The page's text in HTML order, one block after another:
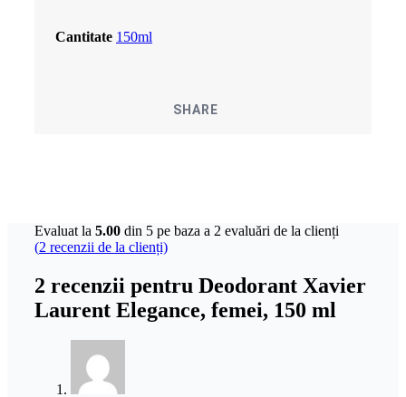
Cantitate 150ml
SHARE
Evaluat la 5.00din 5 pe baza a 2 evaluări de la clienți
(2 recenzii de la clienți)
2 recenzii pentru Deodorant Xavier
Laurent Elegance, femei, 150 ml